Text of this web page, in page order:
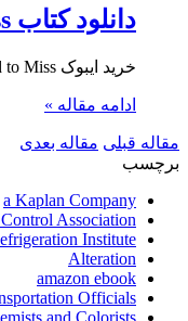
دانلود کتاب Finance 101 for Kids Money Lessons Children Cannot Afford to Miss
خرید ایبوک Finance 101 for Kids Money Lessons Children Cannot Afford to Miss برای دانلود ایبوک Finance 101 for Kids…
ادامه مقاله »
مقاله قبلی مقاله بعدی
برچسب
a Kaplan Company
Association
Institute
Alteration
amazon ebook
Officials
and Colorists